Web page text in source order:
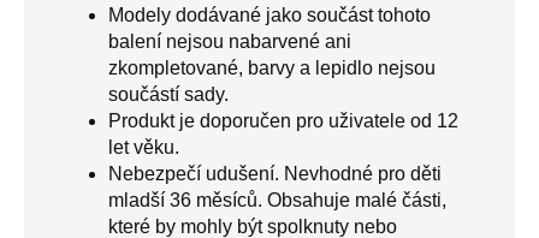
Modely dodávané jako součást tohoto
balení nejsou nabarvené ani
zkompletované, barvy a lepidlo nejsou
součástí sady.
Produkt je doporučen pro uživatele od 12
let věku.
Nebezpečí udušení. Nevhodné pro děti
mladší 36 měsíců. Obsahuje malé části,
které by mohly být spolknuty nebo